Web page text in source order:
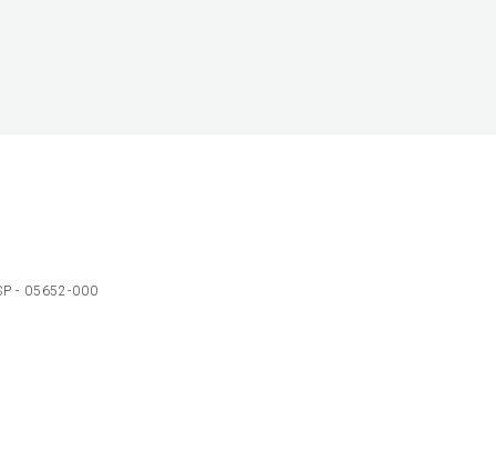
- 05652-000